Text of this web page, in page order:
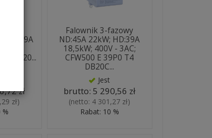
HD:49A
DB20...
zł
zł)
%
Falownik 3-fazowy
ND:45A 22kW; HD:39A
18,5kW; 400V - 3AC;
CFW500 E 39P0 T4
DB20C...
Jest
brutto:5 290,56 zł
(netto: 4 301,27 zł)
Rabat: 10 %